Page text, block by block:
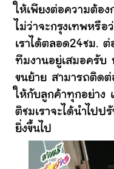
ให้เพียงต่อความต้อ
ไม่ว่าจะกรุงเทพหรื
เราได้ตลอด24ชม.
ทีมงานอยู่เสมอครับ
ขนย้าย สามารถติดต่
ให้กับลูกค้าทุกอย่าง
ติชมเราจะได้นำไปป
ยิ่งขึ้นไป